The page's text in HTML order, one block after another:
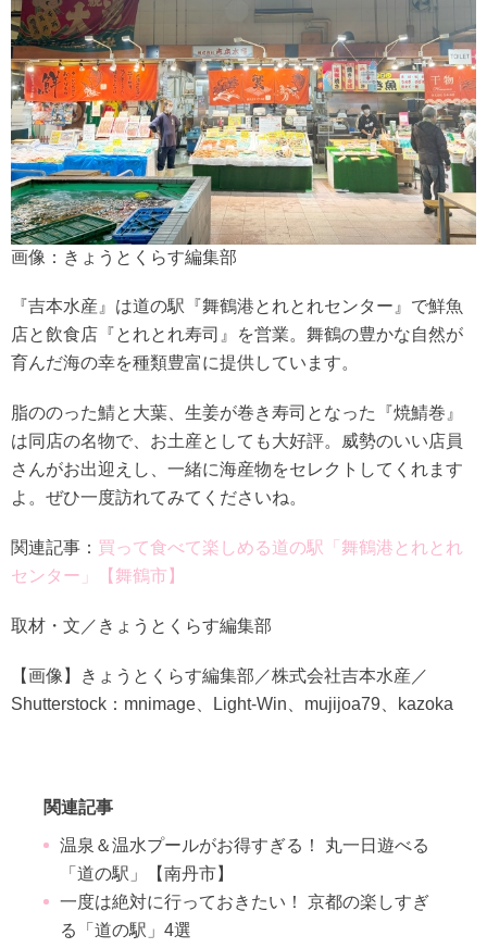
画像：きょうとくらす編集部
『吉本水産』は道の駅『舞鶴港とれとれセンター』で鮮魚
店と飲食店『とれとれ寿司』を営業。舞鶴の豊かな自然が
育んだ海の幸を種類豊富に提供しています。
脂ののった鯖と大葉、生姜が巻き寿司となった『焼鯖巻』
は同店の名物で、お土産としても大好評。威勢のいい店員
さんがお出迎えし、一緒に海産物をセレクトしてくれます
よ。ぜひ一度訪れてみてくださいね。
関連記事： 買って食べて楽しめる道の駅「舞鶴港とれとれ
センター」【舞鶴市】
取材・文／きょうとくらす編集部
【画像】きょうとくらす編集部／株式会社吉本水産／
Shutterstock：mnimage、Light-Win、mujijoa79、kazoka
関連記事
温泉＆温水プールがお得すぎる！ 丸一日遊べる
「道の駅」【南丹市】
一度は絶対に行っておきたい！ 京都の楽しすぎ
る「道の駅」4選